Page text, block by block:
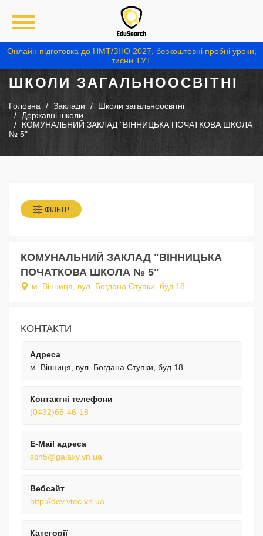
Онлайн підготовка до НМТ/ЗНО 2027, безкоштовні пробні уроки,
тисни ТУТ
ШКОЛИ ЗАГАЛЬНООСВІТНІ
Головна Заклади
Школи загальноосвітні
Державні школи
КОМУНАЛЬНИЙ ЗАКЛАД "ВІННИЦЬКА ПОЧАТКОВА ШКОЛА
№ 5"
ФІЛЬТР
КОМУНАЛЬНИЙ ЗАКЛАД "ВІННИЦЬКА
ПОЧАТКОВА ШКОЛА № 5"
м. Вінниця, вул. Богдана Ступки, буд.18
КОНТАКТИ
Адреса
м. Вінниця, вул. Богдана Ступки, буд.18
Контактні телефони
(0432)66-46-18
E-Mail адреса
sch5@galaxy.vn.ua
Вебсайт
http://dev.vtec.vn.ua
Категорії